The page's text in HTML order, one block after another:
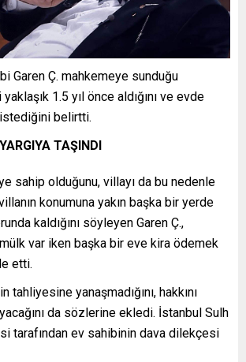
Garen Ç. mahkemeye sunduğu
1.5 yıl önce aldığını ve evde
belirtti.
TAŞINDI
sahip olduğunu, villayı da bu nedenle
villanın konumuna yakın başka bir yerde
kaldığını söyleyen Garen Ç.,
var iken başka bir eve kira ödemek
etti.
tahliyesine yanaşmadığını, hakkını
da sözlerine ekledi. İstanbul Sulh
tarafından ev sahibinin dava dilekçesi